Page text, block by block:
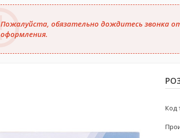
Пожалуйста, обязательно дождитесь звонка
оформления.
Код